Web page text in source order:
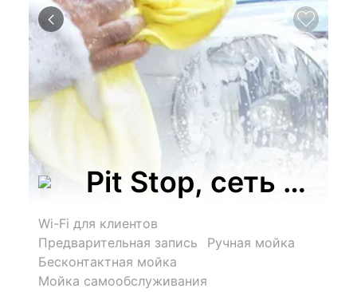
Pit Stop, сеть
Wi-Fi для клиентов
Предварительная запись
Ручная мойка
Бесконтактная мойка
Мойка самообслуживания